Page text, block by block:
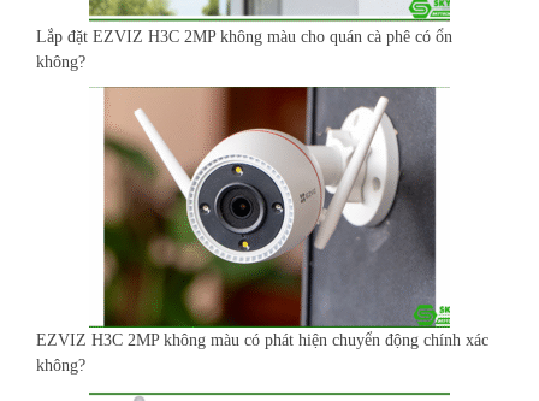
Lắp đặt EZVIZ H3C 2MP không màu cho quán cà phê có ổn
không?
EZVIZ H3C 2MP không màu có phát hiện chuyển động chính xác
không?